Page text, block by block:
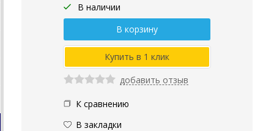
В наличии
добавить отзыв
К сравнению
В закладки